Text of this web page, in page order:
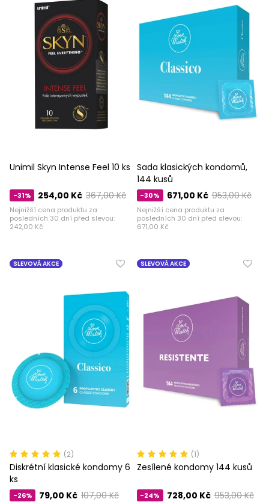
Unimil Skyn ​​​​Intense Feel 10 ks
-31% 367,00 Kč
254,00 Kč
Nejnižší cena produktu za
posledních 30 dní před slevou:
242,00 Kč
Sada klasických kondomů,
144 kusů
-30% 953,00 Kč
671,00 Kč
Nejnižší cena produktu za
posledních 30 dní před slevou:
671,00 Kč
SLEVOVÁ AKCE
(2)
Diskrétní klasické kondomy 6
ks
-26% 107,00 Kč
79,00 Kč
SLEVOVÁ AKCE
(1)
Zesílené kondomy 144 kusů
-24% 953,00 Kč
728,00 Kč